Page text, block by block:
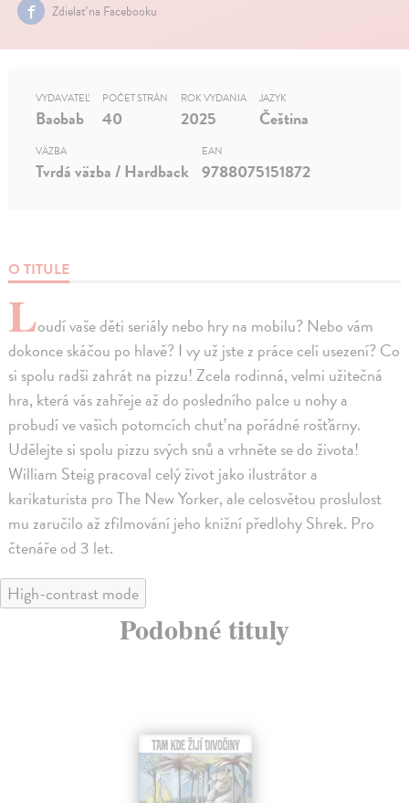
Zdielať na Facebooku
O TITULE
Loudí vaše děti seriály nebo hry na mobilu? Nebo vám
dokonce skáčou po hlavě? I vy už jste z práce celí usezení? Co
si spolu radši zahrát na pizzu! Zcela rodinná, velmi užitečná
hra, která vás zahřeje až do posledního palce u nohy a
probudí ve vašich potomcích chuť na pořádné rošťárny.
Udělejte si spolu pizzu svých snů a vrhněte se do života!
William Steig pracoval celý život jako ilustrátor a
karikaturista pro The New Yorker, ale celosvětou proslulost
mu zaručilo až zfilmování jeho knižní předlohy Shrek. Pro
čtenáře od 3 let.
VYDAVATEĽ
Baobab
POČET STRÁN
40
ROK VYDANIA
2025
JAZYK
Čeština
VÄZBA
Tvrdá väzba / Hardback
EAN
9788075151872
High-contrast mode
Podobné tituly